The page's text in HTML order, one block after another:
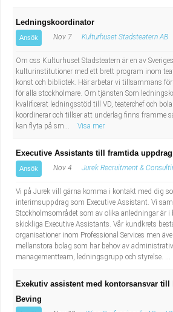
Ledningskoordinator
Ansök Nov 7 Kulturhuset Stadsteatern AB
Om oss Kulturhuset Stadsteatern är en av
kulturinstitutioner med ett brett program inom
konst och bibliotek. Här arbetar vi tillsammans
för alla stockholmare. Om tjänsten Som
kvalificerat ledningsstöd till VD, teaterchef och
koordinerar och tillser att underlag finns framme
kan flyta på sm...
Visa mer
Executive Assistants till framtida
Ansök Nov 4 Jurek Recruitment &
Vi på Jurek vill gärna komma i kontakt med dig
interimsuppdrag som Executive Assistant. Vi
Stockholmsområdet som av olika anledningar är i
skickliga Executive Assistants. Vår kundkrets
organisationer inom Professional Services men
mellanstora bolag som har behov av
managementteam, ledningsgrupp och styrelse. ...
Exekutiv assistent med kontorsansvar till
Beving